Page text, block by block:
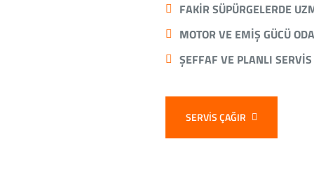
FAKIR SÜPÜRGELERDE
MOTOR VE EMIŞ GÜCÜ
ŞEFFAF VE PLANLI
SERVIS ÇAĞIR